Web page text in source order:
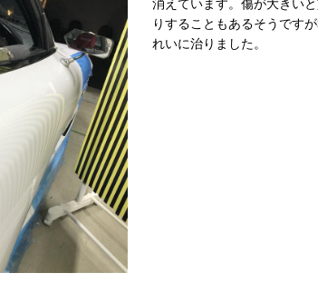
消えています。傷が大きい
りすることもあるそうです
れいに治りました。